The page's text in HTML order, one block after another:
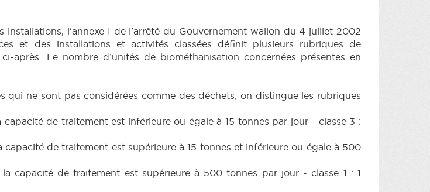
l'annexe I de l'arrêté du Gouvernement wallon du 4 juillet 2002
et des installations et activités classées définit plusieurs rubriques de
après. Le nombre d’unités de biométhanisation concernées présentes en
qui ne sont pas considérées comme des déchets, on distingue les rubriques
de traitement est inférieure ou égale à 15 tonnes par jour - classe 3 :
de traitement est supérieure à 15 tonnes et inférieure ou égale à 500
capacité de traitement est supérieure à 500 tonnes par jour - classe 1 : 1